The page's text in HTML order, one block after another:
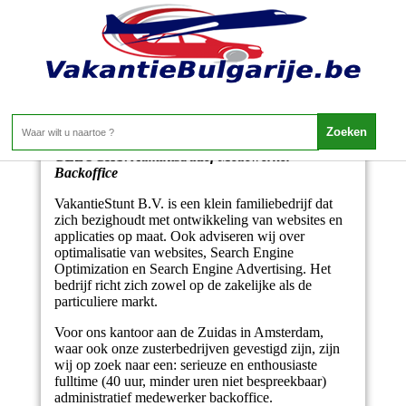
Administratief Medewerker Backoffice
Backoffice
VakantieStunt B.V. is een klein familiebedrijf dat
zich bezighoudt met ontwikkeling van websites en
applicaties op maat. Ook adviseren wij over
optimalisatie van websites, Search Engine
Optimization en Search Engine Advertising. Het
bedrijf richt zich zowel op de zakelijke als de
particuliere markt.
Voor ons kantoor aan de Zuidas in Amsterdam,
waar ook onze zusterbedrijven gevestigd zijn, zijn
wij op zoek naar een: serieuze en enthousiaste
fulltime (40 uur, minder uren niet bespreekbaar)
administratief medewerker backoffice.